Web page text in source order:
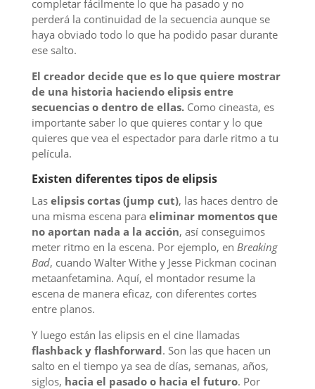
completar fácilmente lo que ha pasado y no
perderá la continuidad de la secuencia aunque se
haya obviado todo lo que ha podido pasar durante
ese salto.
El creador decide que es lo que quiere mostrar
de una historia haciendo elipsis entre
secuencias o dentro de ellas. Como cineasta, es
importante saber lo que quieres contar y lo que
quieres que vea el espectador para darle ritmo a tu
película.
Existen diferentes tipos de elipsis
Las elipsis cortas (jump cut), las haces dentro de
una misma escena para eliminar momentos que
no aportan nada a la acción, así conseguimos
meter ritmo en la escena. Por ejemplo, en Breaking
Bad, cuando Walter Withe y Jesse Pickman cocinan
metaanfetamina. Aquí, el montador resume la
escena de manera eficaz, con diferentes cortes
entre planos.
Y luego están las elipsis en el cine llamadas
flashback y flashforward. Son las que hacen un
salto en el tiempo ya sea de días, semanas, años,
siglos, hacia el pasado o hacia el futuro. Por